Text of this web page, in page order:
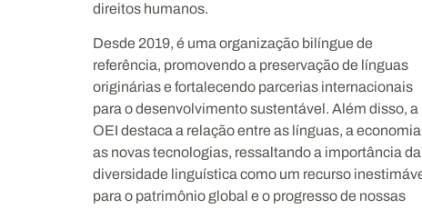
direitos humanos.
Desde 2019, é uma organização bilíngue de
referência, promovendo a preservação de línguas
originárias e fortalecendo parcerias internacionais
para o desenvolvimento sustentável. Além disso, a
OEI destaca a relação entre as línguas, a economia
as novas tecnologias, ressaltando a importância da
diversidade linguística como um recurso
para o patrimônio global e o progresso de nossas